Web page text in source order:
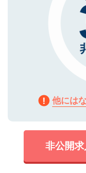
他には
非公開